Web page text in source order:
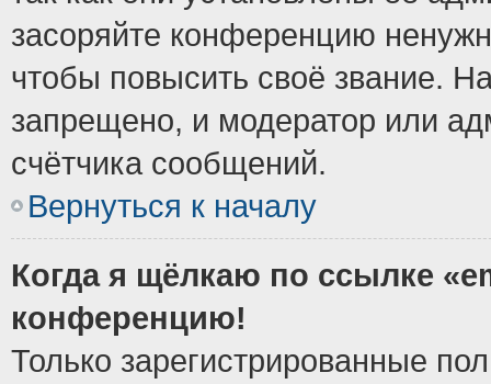
засоряйте конференцию
чтобы повысить своё звание.
запрещено, и модератор или
счётчика сообщений.
Вернуться к началу
Когда я щёлкаю по ссылке
конференцию!
Только зарегистрированные